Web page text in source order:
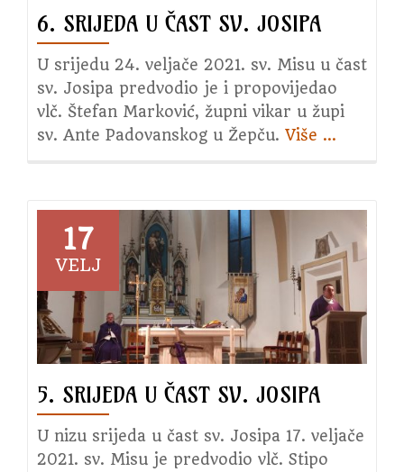
6. SRIJEDA U ČAST SV. JOSIPA
U srijedu 24. veljače 2021. sv. Misu u čast
sv. Josipa predvodio je i propovijedao
vlč. Štefan Marković, župni vikar u župi
sv. Ante Padovanskog u Žepču. Više about
u
čast
sv.
Josipa
…
17
VELJ
5. SRIJEDA U ČAST SV. JOSIPA
U nizu srijeda u čast sv. Josipa 17. veljače
2021. sv. Misu je predvodio vlč. Stipo